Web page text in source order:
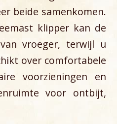
beide samenkomen.
klipper kan de
vroeger, terwijl u
over comfortabele
voorzieningen en
voor ontbijt,